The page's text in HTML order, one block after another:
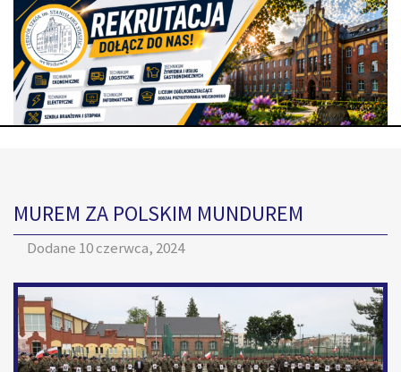
MUREM ZA POLSKIM MUNDUREM
Dodane 10 czerwca, 2024